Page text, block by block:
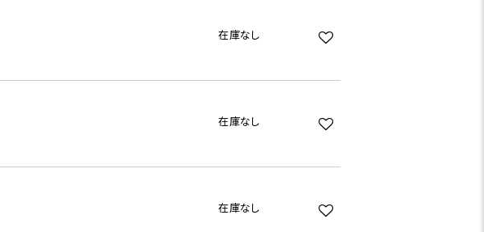
在庫なし
在庫なし
在庫なし